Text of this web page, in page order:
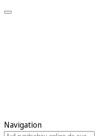
Navigation